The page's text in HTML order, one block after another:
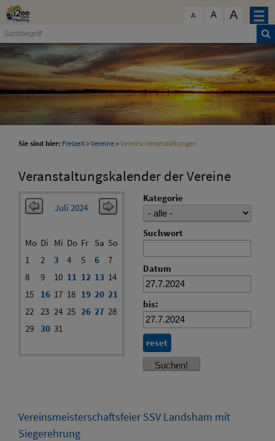
Zum Inhalt
A A A
Sie sind hier: Freizeit>Vereine>Vereins-Veranstaltungen
Veranstaltungskalender der Vereine
Juli 2024
Mo Di Mi Do Fr Sa So
1
2 3 4 5 6
7
8
9 10 11 12 13 14
15
16 17 18 19 20 21
22 23 24 25 26 27 28
29 30 31
Kategorie
Suchwort
Datum
bis:
reset
Vereinsmeisterschaftsfeier SSV Landsham mit
Siegerehrung
schließen